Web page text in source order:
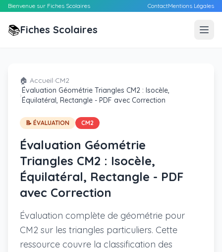
Bienvenue sur Fiches Scolaires ContactMentions Légales
📚Fiches Scolaires
🏠 Accueil›CM2
›
Évaluation Géométrie Triangles CM2 : Isocèle,
Équilatéral, Rectangle - PDF avec Correction
📝 ÉVALUATION CM2
Évaluation Géométrie
Triangles CM2 : Isocèle,
Équilatéral, Rectangle - PDF
avec Correction
Évaluation complète de géométrie pour
CM2 sur les triangles particuliers. Cette
ressource couvre la classification des